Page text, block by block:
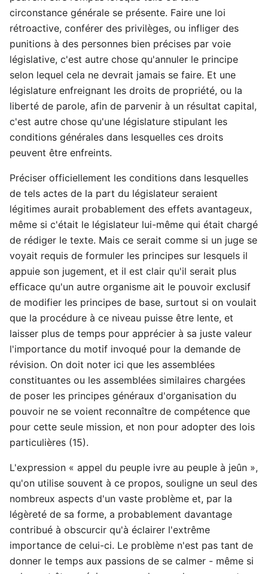
circonstance générale se présente. Faire une loi
rétroactive, conférer des privilèges, ou infliger des
punitions à des personnes bien précises par voie
législative, c'est autre chose qu'annuler le principe
selon lequel cela ne devrait jamais se faire. Et une
législature enfreignant les droits de propriété, ou la
liberté de parole, afin de parvenir à un résultat capital,
c'est autre chose qu'une législature stipulant les
conditions générales dans lesquelles ces droits
peuvent être enfreints.
Préciser officiellement les conditions dans lesquelles
de tels actes de la part du législateur seraient
légitimes aurait probablement des effets avantageux,
même si c'était le législateur lui-même qui était chargé
de rédiger le texte. Mais ce serait comme si un juge se
voyait requis de formuler les principes sur lesquels il
appuie son jugement, et il est clair qu'il serait plus
efficace qu'un autre organisme ait le pouvoir exclusif
de modifier les principes de base, surtout si on voulait
que la procédure à ce niveau puisse être lente, et
laisser plus de temps pour apprécier à sa juste valeur
l'importance du motif invoqué pour la demande de
révision. On doit noter ici que les assemblées
constituantes ou les assemblées similaires chargées
de poser les principes généraux d'organisation du
pouvoir ne se voient reconnaître de compétence que
pour cette seule mission, et non pour adopter des lois
particulières (15).
L'expression « appel du peuple ivre au peuple à jeûn »,
qu'on utilise souvent à ce propos, souligne un seul des
nombreux aspects d'un vaste problème et, par la
légèreté de sa forme, a probablement davantage
contribué à obscurcir qu'à éclairer l'extrême
importance de celui-ci. Le problème n'est pas tant de
donner le temps aux passions de se calmer - même si